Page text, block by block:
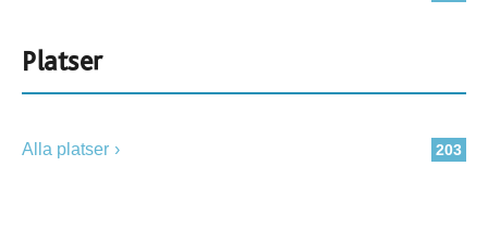
Platser
203
Alla platser